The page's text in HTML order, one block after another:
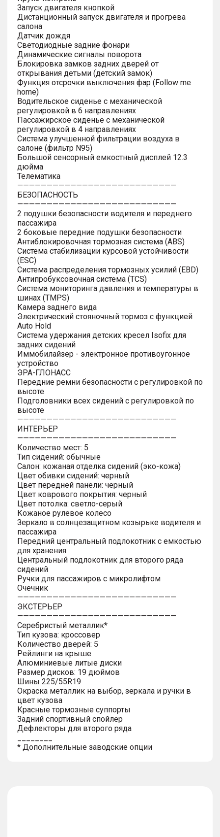
Запуск двигателя кнопкой
Дистанционный запуск двигателя и прогрева
салона
Датчик дождя
Светодиодные задние фонари
Динамические сигналы поворота
Блокировка замков задних дверей от
открывания детьми (детский замок)
Функция отсрочки выключения фар (Follow me
home)
Водительское сиденье с механической
регулировкой в 6 направлениях
Пассажирское сиденье с механической
регулировкой в 4 направлениях
Система улучшенной фильтрации воздуха в
салоне (фильтр N95)
Большой сенсорный емкостный дисплей 12.3
дюйма
Телематика
———————————————————————————
БЕЗОПАСНОСТЬ
———————————————————————————
2 подушки безопасности водителя и переднего
пассажира
2 боковые передние подушки безопасности
Антиблокировочная тормозная система (ABS)
Система стабилизации курсовой устойчивости
(ESC)
Система распределения тормозных усилий (EBD)
Антипробуксовочная система (TCS)
Система мониторинга давления и температуры в
шинах (TMPS)
Камера заднего вида
Электрический стояночный тормоз с функцией
Auto Hold
Система удержания детских кресел Isofix для
задних сидений
Иммобилайзер - электронное противоугонное
устройство
ЭРА-ГЛОНАСС
Передние ремни безопасности с регулировкой по
высоте
Подголовники всех сидений с регулировкой по
высоте
———————————————————————————
ИНТЕРЬЕР
———————————————————————————
Количество мест: 5
Тип сидений: обычные
Салон: кожаная отделка сидений (эко-кожа)
Цвет обивки сидений: черный
Цвет передней панели: черный
Цвет коврового покрытия: черный
Цвет потолка: светло-серый
Кожаное рулевое колесо
Зеркало в солнцезащитном козырьке водителя и
пассажира
Передний центральный подлокотник с емкостью
для хранения
Центральный подлокотник для второго ряда
сидений
Ручки для пассажиров с микролифтом
Очечник
———————————————————————————
ЭКСТЕРЬЕР
———————————————————————————
Серебристый металлик*
Тип кузова: кроссовер
Количество дверей: 5
Рейлинги на крыше
Алюминиевые литые диски
Размер дисков: 19 дюймов
Шины 225/55R19
Окраска металлик на выбор, зеркала и ручки в
цвет кузова
Красные тормозные суппорты
Задний спортивный спойлер
Дефлекторы для второго ряда
* Дополнительные заводские опции